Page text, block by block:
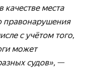
качестве места
право­нарушения
с учётом того,
может
судов», —